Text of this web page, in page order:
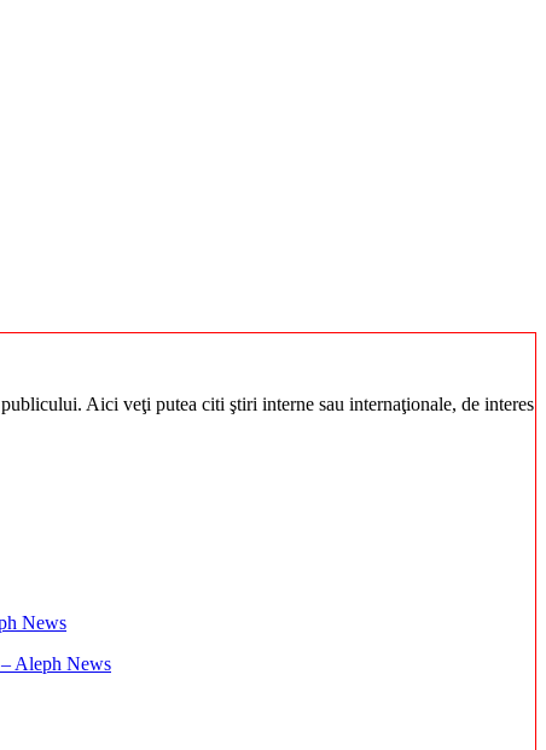
Aici veţi putea citi ştiri interne sau internaţionale, de interes
– Aleph News